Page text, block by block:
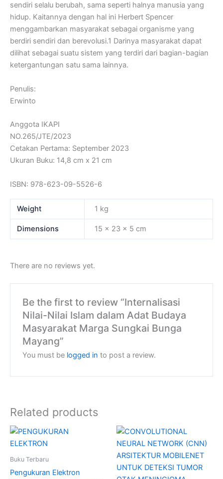
sendiri selalu berubah, sama seperti halnya manusia yang
hidup. Kaitannya dengan hal ini Herbert Spencer
menggambarkan masyarakat sebagai organisme yang
berdiri sendiri dan berevolusi.1 Darinya masyarakat dapat
dilihat sebagai suatu sistem yang terdiri dari bagian-bagian
ketergantungan satu sama lainnya.
Penulis:
Erwinto
Anggota IKAPI
NO.265/JTE/2023
Cetakan Pertama: September 2023
Ukuran Buku: 14,8 cm x 21 cm
ISBN: 978-623-09-5526-6
Weight 1 kg
Dimensions 15 × 23 × 5 cm
There are no reviews yet.
Be the first to review “Internalisasi
Nilai-Nilai Islam dalam Adat Budaya
Masyarakat Marga Sungkai Bunga
Mayang”
You must be logged in to post a review.
Related products
Buku Terbaru
Pengukuran Elektron